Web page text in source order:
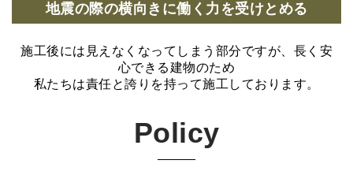
地震の際の横向きに働く力を受けとめる
施工後には見えなくなってしまう部分ですが、長く安
心できる建物のため
私たちは責任と誇りを持って施工しております。
Policy